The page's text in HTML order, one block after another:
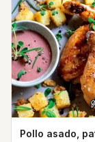
Pollo asado,